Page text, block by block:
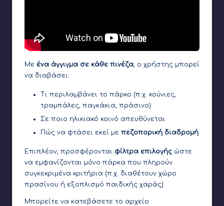
Με ένα άγγιγμα σε κάθε πινέζα , ο χρήστης μπορεί
να διαβάσει:
Τι περιλαμβάνει το πάρκο (π.χ. κούνιες,
τραμπάλες, παγκάκια, πράσινο)
Σε ποιο ηλικιακό κοινό απευθύνεται
Πώς να φτάσει εκεί με πεζοπορική διαδρομή
Επιπλέον, προσφέρονται φίλτρα επιλογής ώστε
να εμφανίζονται μόνο πάρκα που πληρούν
συγκεκριμένα κριτήρια (π.χ. διαθέτουν χώρο
πρασίνου ή εξοπλισμό παιδικής χαράς).
Μπορείτε να κατεβάσετε το αρχείο